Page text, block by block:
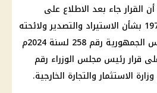
القرار جاء بعد الاطلاع على
القانون رقم 118 لسنة 1975 بشأن الاستيراد والتصدير ولائحته
التنفيذية. وعلى قرار رئيس الجمهورية رقم 258 لسنة 2024م
قرار رئيس مجلس الوزراء رقم